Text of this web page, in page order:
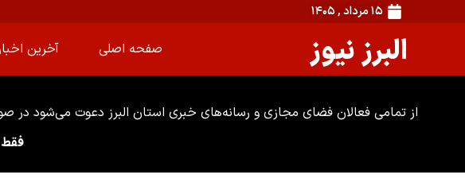
۱۵ مرداد , ۱۴۰۵
البرز نیوز صفحه اصلی آخرین
از تمامی فعالان فضای مجازی و رسانه‌های خبری استان البرز دعوت می‌شود در
فقط